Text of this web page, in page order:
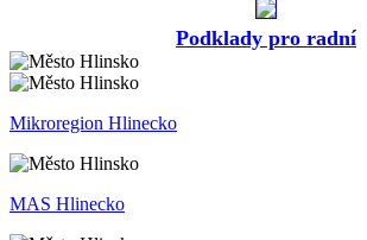
Podklady pro radní
Mikroregion Hlinecko
MAS Hlinecko